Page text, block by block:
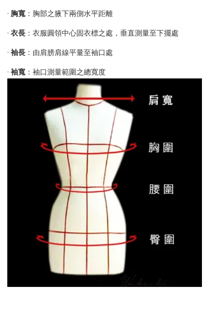
• 胸寬 ：胸部之腋下兩側水平距離
• 衣長 ：衣服圓領中心固衣標之處，垂直測量至下擺處
• 袖長 ：由肩膀肩線平量至袖口處
• 袖寬 ：袖口測量範圍之總寬度